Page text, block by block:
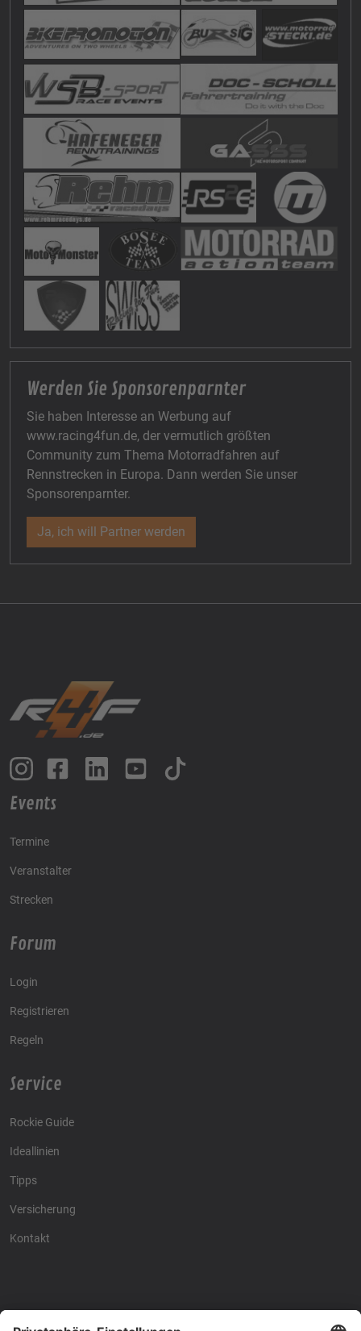
Werden Sie Sponsorenparnter
Sie haben Interesse an Werbung auf
www.racing4fun.de, der vermutlich größten
Community zum Thema Motorradfahren auf
Rennstrecken in Europa. Dann werden Sie unser
Sponsorenparnter.
Ja, ich will Partner werden
Events
Termine
Veranstalter
Strecken
Forum
Login
Registrieren
Regeln
Service
Rockie Guide
Ideallinien
Tipps
Versicherung
Kontakt